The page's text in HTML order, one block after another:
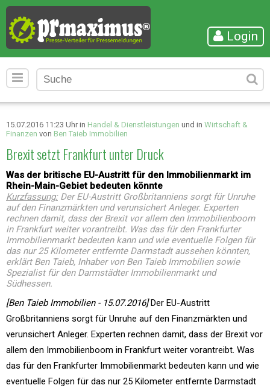
Login
15.07.2016 11:23 Uhr in Handel & Dienstleistungen und in Wirtschaft &
Finanzen von Ben Taieb Immobilien
Brexit setzt Frankfurt unter Druck
Was der britische EU-Austritt für den Immobilienmarkt im
Rhein-Main-Gebiet bedeuten könnte
Kurzfassung:Der EU-Austritt Großbritanniens sorgt für Unruhe
auf den Finanzmärkten und verunsichert Anleger. Experten
rechnen damit, dass der Brexit vor allem den Immobilienboom
in Frankfurt weiter vorantreibt. Was das für den Frankfurter
Immobilienmarkt bedeuten kann und wie eventuelle Folgen für
das nur 25 Kilometer entfernte Darmstadt aussehen könnten,
erklärt Ben Taieb, Inhaber von Ben Taieb Immobilien sowie
Spezialist für den Darmstädter Immobilienmarkt und
Südhessen.
[Ben Taieb Immobilien - 15.07.2016]Der EU-Austritt
Großbritanniens sorgt für Unruhe auf den Finanzmärkten und
verunsichert Anleger. Experten rechnen damit, dass der Brexit vor
allem den Immobilienboom in Frankfurt weiter vorantreibt. Was
das für den Frankfurter Immobilienmarkt bedeuten kann und wie
eventuelle Folgen für das nur 25 Kilometer entfernte Darmstadt